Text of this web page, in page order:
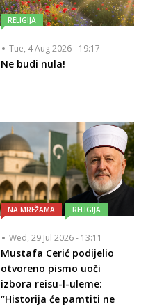
RELIGIJA
Tue, 4 Aug 2026 - 19:17
Ne budi nula!
NA MREŽAMA RELIGIJA
Wed, 29 Jul 2026 - 13:11
Mustafa Cerić podijelio
otvoreno pismo uoči
izbora reisu-l-uleme:
“Historija će pamtiti ne